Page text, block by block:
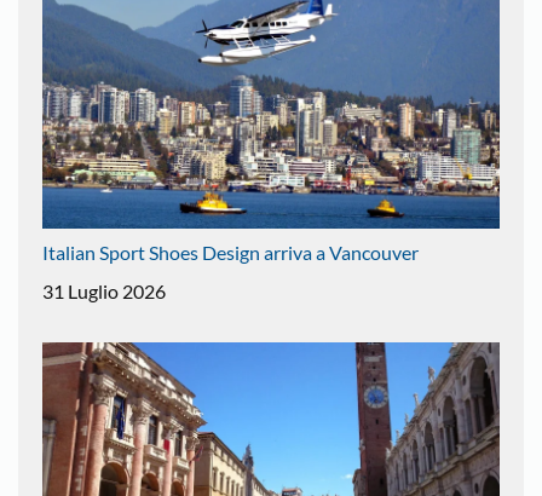
Italian Sport Shoes Design arriva a Vancouver
31 Luglio 2026